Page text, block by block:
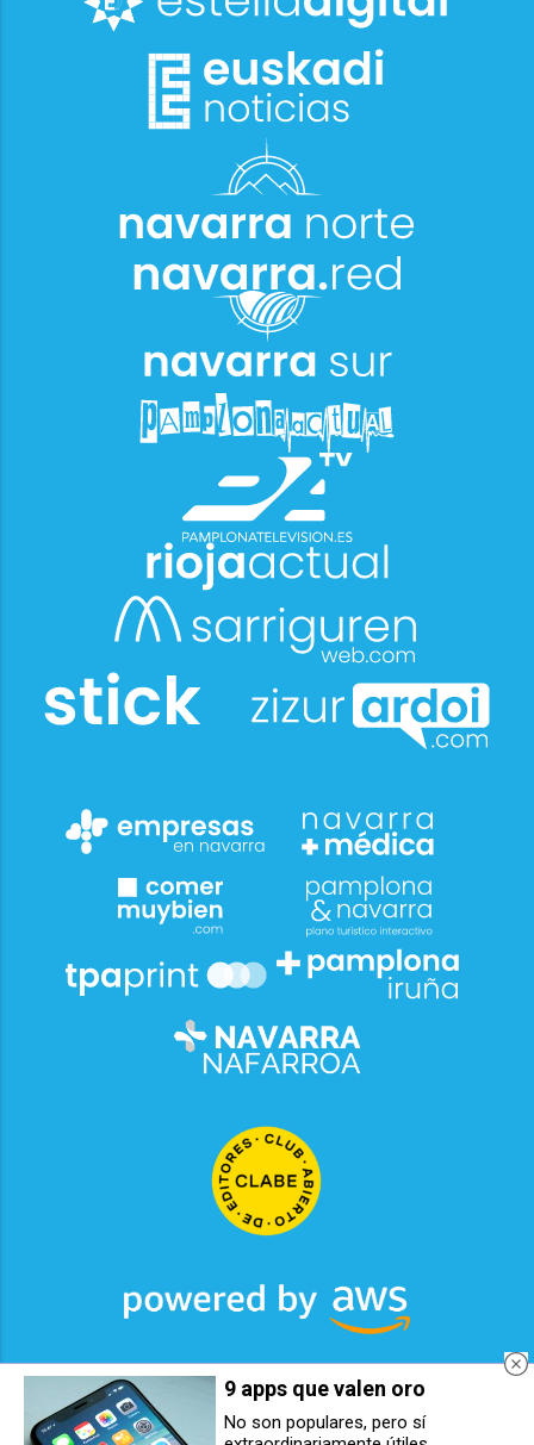
2026
© Grupo Comunikaze
9 apps que valen oro
No son populares, pero sí